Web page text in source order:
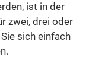
ist in der
zwei, drei oder
sich einfach